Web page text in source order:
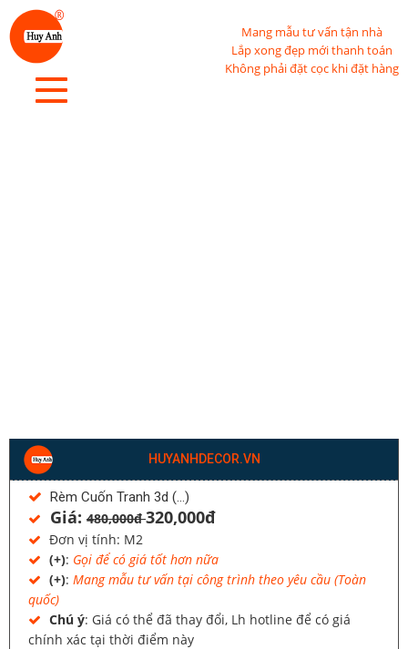
Mang mẫu tư vấn tận nhà
Lắp xong đẹp mới thanh toán
Không phải đặt cọc khi đặt hàng
Toggle
navigation
HUYANHDECOR.VN
Rèm Cuốn Tranh 3d (…)
Giá: 480,000đ320,000đ
Đơn vị tính: M2
(+): Gọi để có giá tốt hơn nữa
(+): Mang mẫu tư vấn tại công trình theo yêu cầu (Toàn
quốc)
Chú ý: Giá có thể đã thay đổi, Lh hotline để có giá
chính xác tại thời điểm này